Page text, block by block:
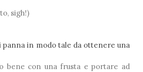
sigh!)
in modo tale da ottenere una
bene con una frusta e portare ad